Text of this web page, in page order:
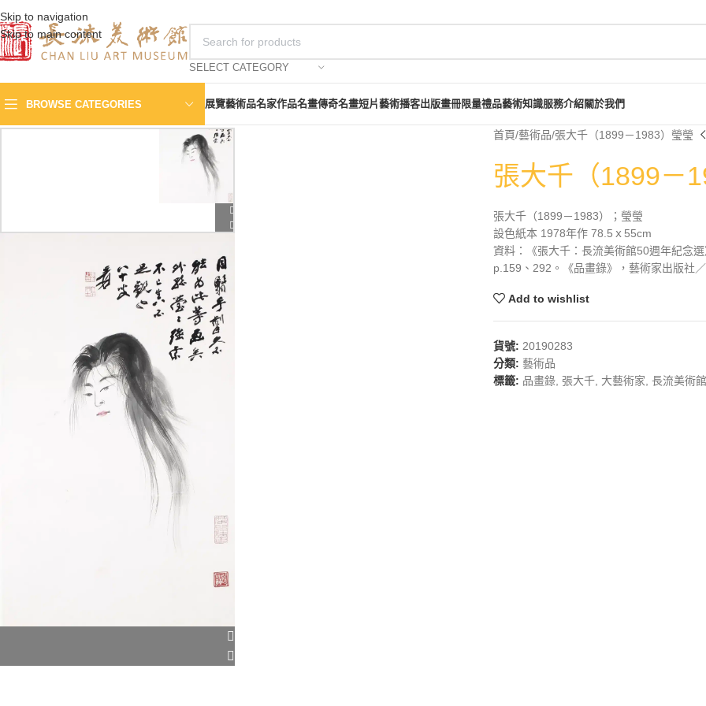
Skip to navigation
Skip to main content
SELECT CATEGORY
BROWSE CATEGORIES 展覽藝術品名家作品名畫傳奇名畫短片藝術播客出版畫冊限量禮品藝術知識服務介紹關於我們
首頁 藝術品 張大千（1899－1983）瑩瑩
張大千（1899－
張大千（1899－1983）；瑩瑩
設色紙本 1978年作 78.5ｘ55cm
資料：《張大千：長流美術館50週年紀念
p.159、292。《品畫錄》，藝術家出版社
Add to wishlist
貨號: 20190283
分類: 藝術品
標籤: 品畫錄, 張大千, 大藝術家 長流美術